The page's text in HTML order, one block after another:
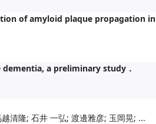
of amyloid plaque propagation in
a preliminary study．
清隆; 石井 一弘; 渡邊雅彦; 玉岡晃; ...